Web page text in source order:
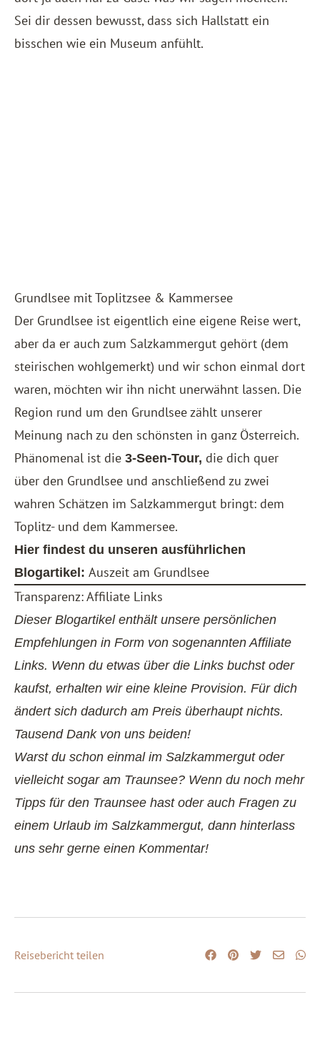
Sei dir dessen bewusst, dass sich Hallstatt ein
bisschen wie ein Museum anfühlt.
Grundlsee mit Toplitzsee & Kammersee
Der Grundlsee ist eigentlich eine eigene Reise wert,
aber da er auch zum Salzkammergut gehört (dem
steirischen wohlgemerkt) und wir schon einmal dort
waren, möchten wir ihn nicht unerwähnt lassen. Die
Region rund um den Grundlsee zählt unserer
Meinung nach zu den schönsten in ganz Österreich.
Phänomenal ist die 3-Seen-Tour, die dich quer
über den Grundlsee und anschließend zu zwei
wahren Schätzen im Salzkammergut bringt: dem
Toplitz- und dem Kammersee.
Hier findest du unseren ausführlichen
Blogartikel: Auszeit am Grundlsee
Transparenz: Affiliate Links
Dieser Blogartikel enthält unsere persönlichen
Empfehlungen in Form von sogenannten Affiliate
Links. Wenn du etwas über die Links buchst oder
kaufst, erhalten wir eine kleine Provision. Für dich
ändert sich dadurch am Preis überhaupt nichts.
Tausend Dank von uns beiden!
Warst du schon einmal im Salzkammergut oder
vielleicht sogar am Traunsee? Wenn du noch mehr
Tipps für den Traunsee hast oder auch Fragen zu
einem Urlaub im Salzkammergut, dann hinterlass
uns sehr gerne einen Kommentar!
Reisebericht teilen